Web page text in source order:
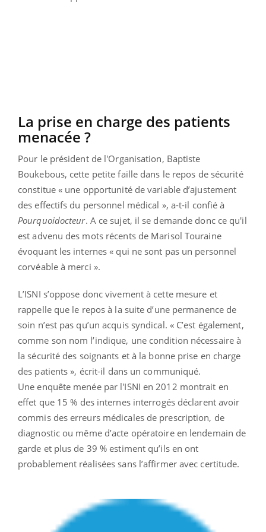
La prise en charge des patients
menacée ?
Pour le président de l'Organisation, Baptiste
Boukebous, cette petite faille dans le repos de sécurité
constitue « une opportunité de variable d’ajustement
des effectifs du personnel médical », a-t-il confié à
Pourquoidocteur. A ce sujet, il se demande donc ce qu'il
est advenu des mots récents de Marisol Touraine
évoquant les internes « qui ne sont pas un personnel
corvéable à merci ».
L’ISNI s’oppose donc vivement à cette mesure et
rappelle que le repos à la suite d’une permanence de
soin n’est pas qu’un acquis syndical. « C’est également,
comme son nom l’indique, une condition nécessaire à
la sécurité des soignants et à la bonne prise en charge
des patients », écrit-il dans un communiqué.
Une enquête menée par l'ISNI en 2012 montrait en
effet que 15 % des internes interrogés déclarent avoir
commis des erreurs médicales de prescription, de
diagnostic ou même d’acte opératoire en lendemain de
garde et plus de 39 % estiment qu’ils en ont
probablement réalisées sans l’affirmer avec certitude.